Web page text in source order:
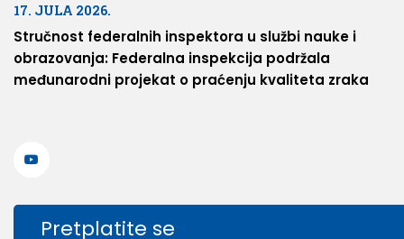
17. JULA 2026.
Stručnost federalnih inspektora u službi nauke i
obrazovanja: Federalna inspekcija podržala
međunarodni projekat o praćenju kvaliteta zraka
Pretplatite se